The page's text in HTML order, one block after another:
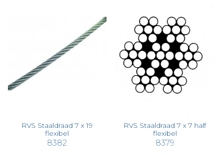
RVS Staaldraad 7 x 19
flexibel
8382
RVS Staaldraad 7 x 7 half
flexibel
8379